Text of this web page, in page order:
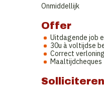
Onmiddellijk
Offer
Uitdagende job
30u à voltijdse
Correct verloning
Maaltijdcheques
Solliciteren